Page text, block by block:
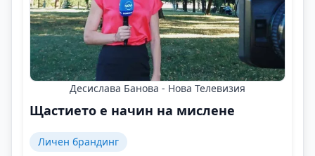
Десислава Банова - Нова Телевизия
Щастието е начин на мислене
Личен брандинг